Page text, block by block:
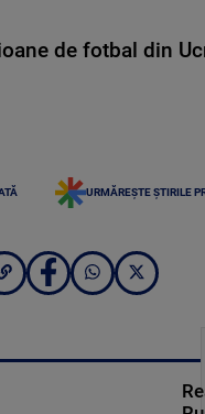
de fotbal din
URMĂREȘTE ȘTIRILE